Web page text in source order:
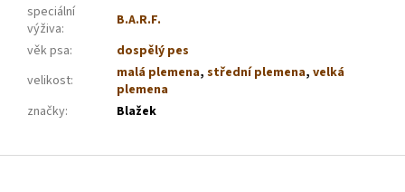
speciální
výživa:
B.A.R.F.
věk psa:
dospělý pes
velikost: malá plemena, střední plemena, velká
plemena
značky: Blažek